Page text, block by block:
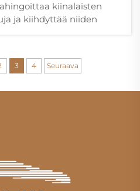
kiinalaisten
ja kiihdyttää niiden
Lue lisää.
3 4 Seuraava